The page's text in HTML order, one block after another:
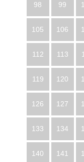
98 99
105 106
112 113
119 120
126 127
133 134
140 141